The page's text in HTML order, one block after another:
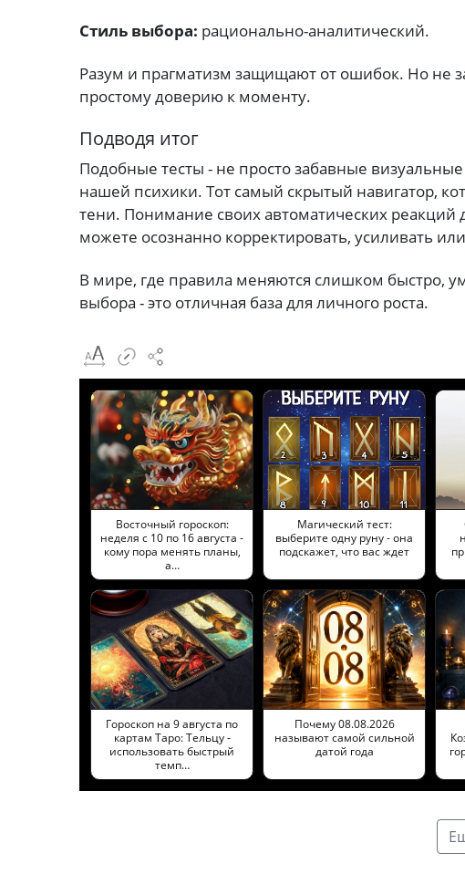
Стиль выбора: рационально-аналитический.
Разум и прагматизм защищают от ошибок. Но не
простому доверию к моменту.
Подводя итог
Подобные тесты - не просто забавные
нашей психики. Тот самый скрытый навигатор,
тени. Понимание своих автоматических
можете осознанно корректировать, усиливать
В мире, где правила меняются слишком быстро,
выбора - это отличная база для личного роста.
Восточный гороскоп:
неделя с 10 по 16 августа -
кому пора менять планы,
а…
Магический тест:
выберите одну руну - она
подскажет, что вас ждет
Гороскоп на 9 августа по
картам Таро: Тельцу -
использовать быстрый
темп…
Почему 08.08.2026
называют самой сильной
датой года